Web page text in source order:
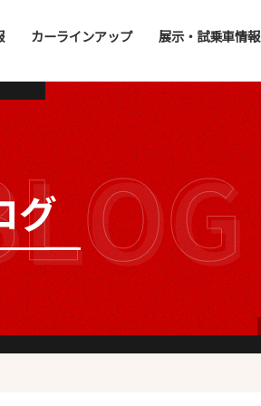
カーラインアップ 展示・試乗車情報